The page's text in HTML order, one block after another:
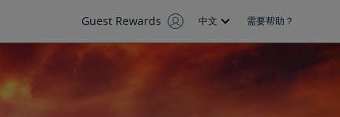
Guest Rewards 中文 需要帮助？